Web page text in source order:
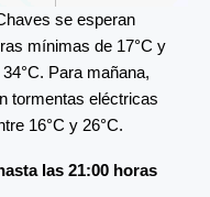
se esperan
mínimas de 17°C y
Para mañana,
tormentas eléctricas
16°C y 26°C.
las 21:00 horas